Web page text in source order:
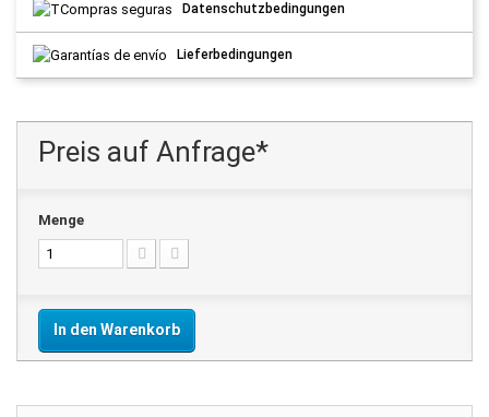
Datenschutzbedingungen
Lieferbedingungen
Preis auf Anfrage*
Menge
In den Warenkorb